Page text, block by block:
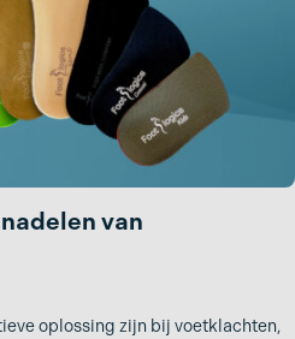
van
oplossing zijn bij voetklachten,